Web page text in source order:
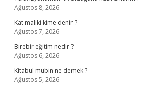
Ağustos 8, 2026
Kat maliki kime denir ?
Ağustos 7, 2026
Birebir eğitim nedir ?
Ağustos 6, 2026
Kitabul mubin ne demek ?
Ağustos 5, 2026